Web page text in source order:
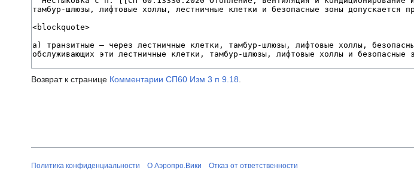
Возврат к странице Комментарии СП60 Изм 3 п 9.18.
Политика конфиденциальности О Аэропро.Вики Отказ от ответственности